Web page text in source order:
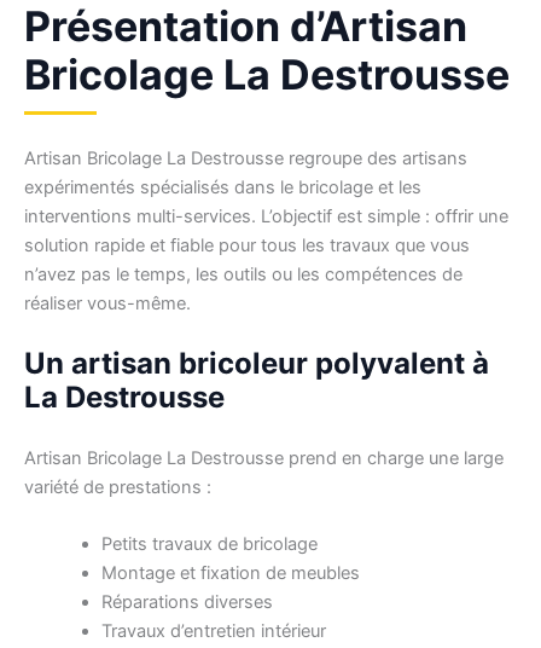
Présentation d’Artisan
Bricolage La Destrousse
Artisan Bricolage La Destrousse regroupe des artisans
expérimentés spécialisés dans le bricolage et les
interventions multi-services. L’objectif est simple : offrir une
solution rapide et fiable pour tous les travaux que vous
n’avez pas le temps, les outils ou les compétences de
réaliser vous-même.
Un artisan bricoleur polyvalent à
La Destrousse
Artisan Bricolage La Destrousse prend en charge une large
variété de prestations :
Petits travaux de bricolage
Montage et fixation de meubles
Réparations diverses
Travaux d’entretien intérieur